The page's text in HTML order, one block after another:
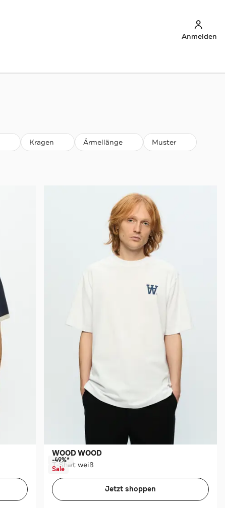
Anmelden
Kragen Ärmellänge
Muster
WOOD WOOD
T-Shirt weiß
-49%*
Sale
Jetzt shoppen